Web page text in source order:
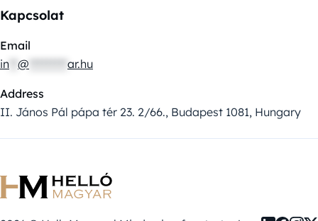
Kapcsolat
Email
in @ ar.hu
Address
II. János Pál pápa tér 23. 2/66., Budapest 1081, Hungary